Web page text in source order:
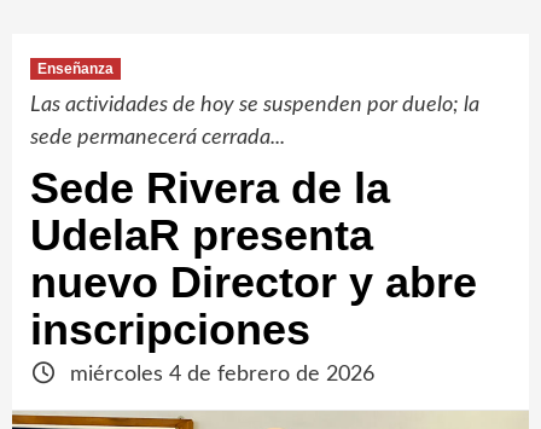
Enseñanza
Las actividades de hoy se suspenden por duelo; la
sede permanecerá cerrada...
Sede Rivera de la
UdelaR presenta
nuevo Director y abre
inscripciones
miércoles 4 de febrero de 2026